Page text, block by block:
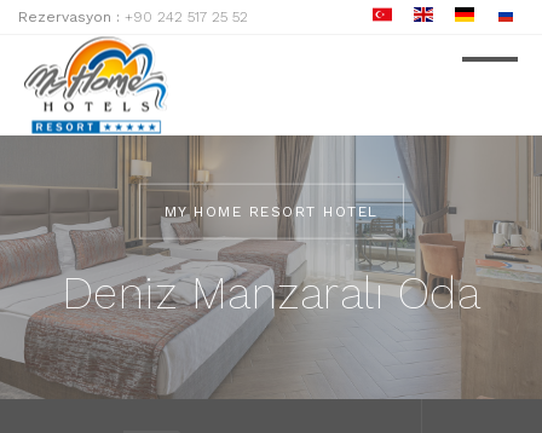
Rezervasyon : +90 242 517 25 52
MY HOME RESORT HOTEL
Deniz Manzaralı Oda